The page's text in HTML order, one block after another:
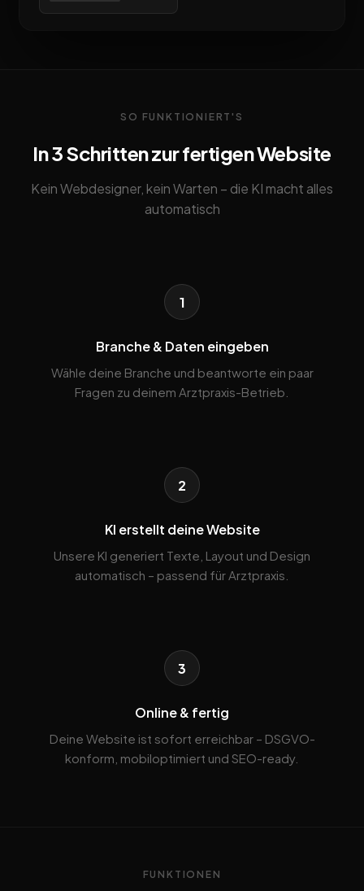
SO FUNKTIONIERT'S
In 3 Schritten zur fertigen Website
Kein Webdesigner, kein Warten – die KI macht alles
automatisch
1
Branche & Daten eingeben
Wähle deine Branche und beantworte ein paar
Fragen zu deinem Arztpraxis-Betrieb.
2
KI erstellt deine Website
Unsere KI generiert Texte, Layout und Design
automatisch – passend für Arztpraxis.
3
Online & fertig
Deine Website ist sofort erreichbar – DSGVO-
konform, mobiloptimiert und SEO-ready.
FUNKTIONEN